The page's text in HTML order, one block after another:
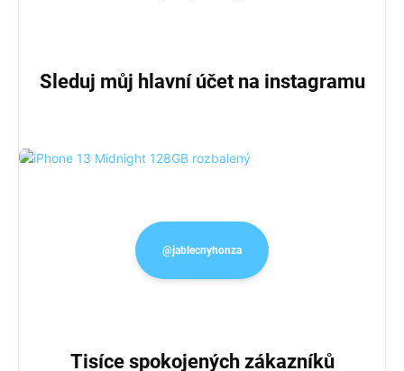
Sleduj můj hlavní účet na instagramu
@jablecnyhonza
Tisíce spokojených zákazníků